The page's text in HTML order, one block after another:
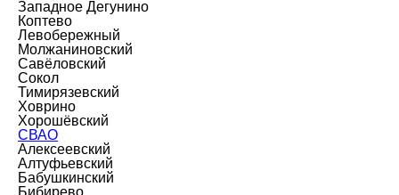
Западное Дегунино
Коптево
Левобережный
Молжаниновский
Савёловский
Сокол
Тимирязевский
Ховрино
Хорошёвский
СВАО
Алексеевский
Алтуфьевский
Бабушкинский
Бибирево